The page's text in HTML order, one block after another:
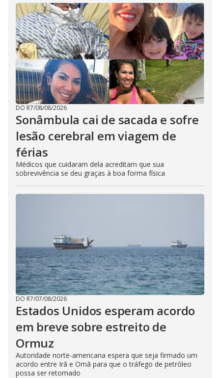
DO R7/08/08/2026
Sonâmbula cai de sacada e sofre
lesão cerebral em viagem de
férias
Médicos que cuidaram dela acreditam que sua
sobrevivência se deu graças à boa forma física
DO R7/07/08/2026
Estados Unidos esperam acordo
em breve sobre estreito de
Ormuz
Autoridade norte-americana espera que seja firmado um
acordo entre Irã e Omã para que o tráfego de petróleo
possa ser retomado